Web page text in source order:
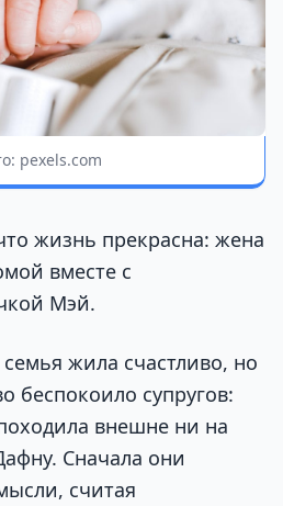
pexels.com
жизнь прекрасна: жена
вместе с
Мэй.
жила счастливо, но
беспокоило супругов:
внешне ни на
Сначала они
считая